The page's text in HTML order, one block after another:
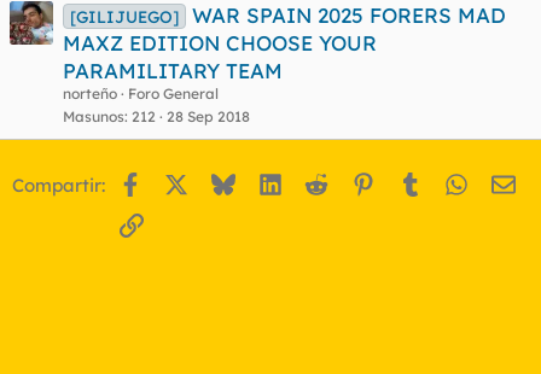
[GILIJUEGO]
WAR SPAIN 2025 FORERS MAD
MAXZ EDITION CHOOSE YOUR
PARAMILITARY TEAM
norteño
Foro General
Masunos 212 28 Sep 2018
Compartir: Facebook BlueskyLinkedIn
Reddit Pinterest
Tumblr
Enlace